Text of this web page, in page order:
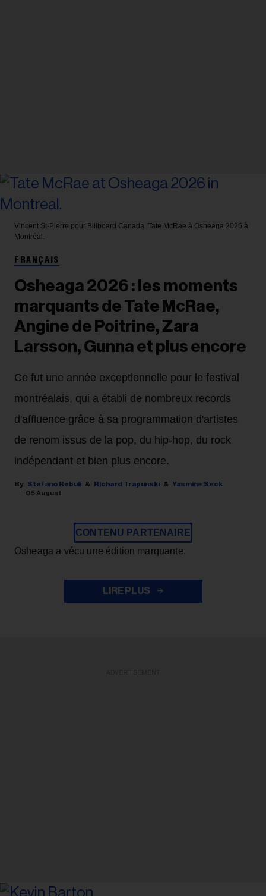
Vincent St-Pierre pour Billboard Canada. Tate McRae à Osheaga 2026 à
Montréal.
FRANÇAIS
Osheaga 2026 : les moments
marquants de Tate McRae,
Angine de Poitrine, Zara
Larsson, Gunna et plus encore
Ce fut une année exceptionnelle pour le festival
montréalais, qui a établi de nombreux records
d'affluence grâce à sa programmation d'artistes
de renom issus de la pop, du hip-hop, du rock
indépendant et bien plus encore.
Stefano Rebuli Richard Trapunski
Yasmine Seck
05 August
CONTENU PARTENAIRE
Osheaga a vécu une édition marquante.
LIRE PLUS